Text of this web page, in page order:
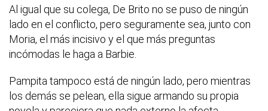
Al igual que su colega, De Brito no se puso de ningún
lado en el conflicto, pero seguramente sea, junto con
Moria, el más incisivo y el que más preguntas
incómodas le haga a Barbie.
Pampita tampoco está de ningún lado, pero mientras
los demás se pelean, ella sigue armando su propia